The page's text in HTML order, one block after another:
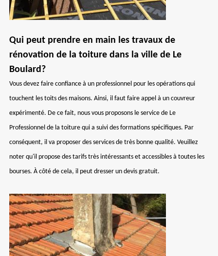
Qui peut prendre en main les travaux de
rénovation de la toiture dans la ville de Le
Boulard?
Vous devez faire confiance à un professionnel pour les opérations qui
touchent les toits des maisons. Ainsi, il faut faire appel à un couvreur
expérimenté. De ce fait, nous vous proposons le service de Le
Professionnel de la toiture qui a suivi des formations spécifiques. Par
conséquent, il va proposer des services de très bonne qualité. Veuillez
noter qu'il propose des tarifs très intéressants et accessibles à toutes les
bourses. À côté de cela, il peut dresser un devis gratuit.